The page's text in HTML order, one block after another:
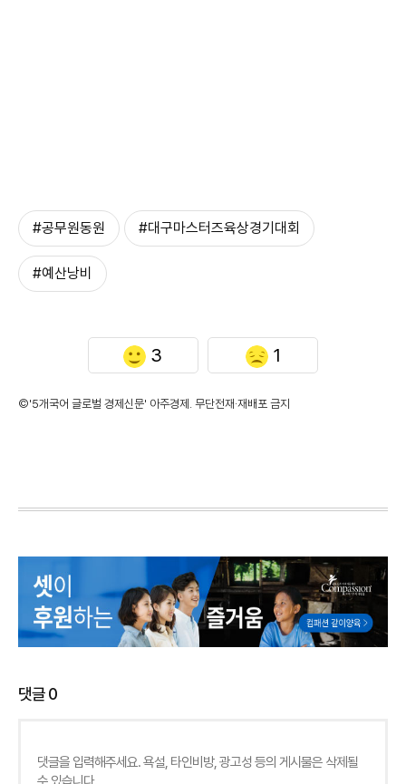
#공무원동원 #대구마스터즈육상경기대회
#예산낭비
3 1
©'5개국어 글로벌 경제신문' 아주경제. 무단전재·재배포 금지
댓글0